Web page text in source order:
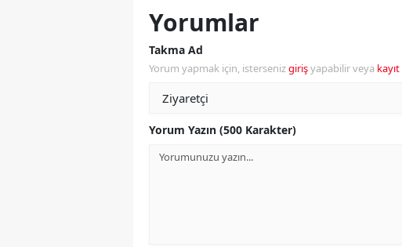
Yorumlar
Takma Ad
Yorum yapmak için, istersenizgirişyapabilir veya kayıt
Yorum Yazın (500 Karakter)